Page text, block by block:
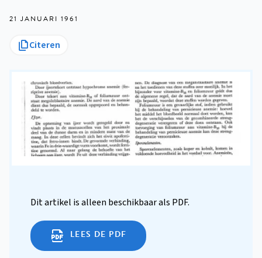
21 JANUARI 1961
Citeren
Dit artikel is alleen beschikbaar als PDF.
LEES DE PDF